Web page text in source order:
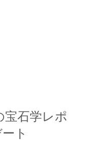
宝石学レポ
ト